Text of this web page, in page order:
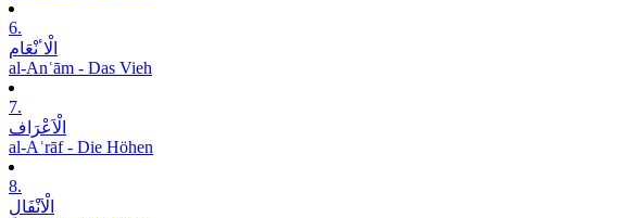
6.
الْاٴنْعَام
al-Anʿām - Das Vieh
7.
الْاَعْرَاف
al-Aʿrāf - Die Höhen
8.
الْاَنْفَالِ